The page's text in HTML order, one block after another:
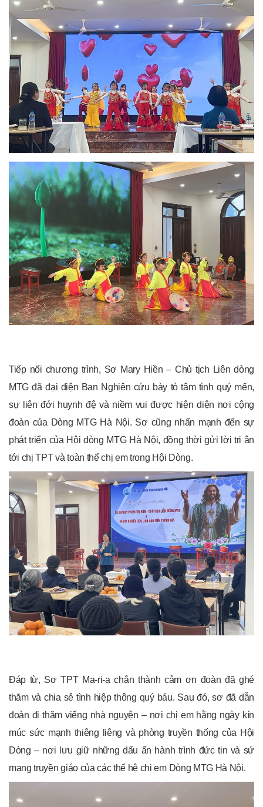
Tiếp nối chương trình, Sơ Mary Hiền – Chủ tịch Liên dòng
MTG đã đại diện Ban Nghiên cứu bày tỏ tâm tình quý mến,
sự liên đới huynh đệ và niềm vui được hiện diện nơi cộng
đoàn của Dòng MTG Hà Nội. Sơ cũng nhấn mạnh đến sự
phát triển của Hội dòng MTG Hà Nội, đồng thời gửi lời tri ân
tới chị TPT và toàn thể chị em trong Hội Dòng.
Đáp từ, Sơ TPT Ma-ri-a chân thành cảm ơn đoàn đã ghé
thăm và chia sẻ tình hiệp thông quý báu. Sau đó, sơ đã dẫn
đoàn đi thăm viếng nhà nguyện – nơi chị em hằng ngày kín
múc sức mạnh thiêng liêng và phòng truyền thống của Hội
Dòng – nơi lưu giữ những dấu ấn hành trình đức tin và sứ
mạng truyền giáo của các thế hệ chị em Dòng MTG Hà Nội.